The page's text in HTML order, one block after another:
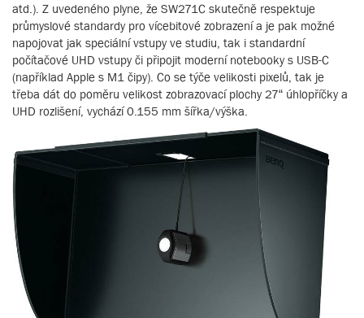
atd.). Z uvedeného plyne, že SW271C skutečně respektuje
průmyslové standardy pro vícebitové zobrazení a je pak možné
napojovat jak speciální vstupy ve studiu, tak i standardní
počítačové UHD vstupy či připojit moderní notebooky s USB-C
(například Apple s M1 čipy). Co se týče velikosti pixelů, tak je
třeba dát do poměru velikost zobrazovací plochy 27“ úhlopříčky a
UHD rozlišení, vychází 0.155 mm šířka/výška.